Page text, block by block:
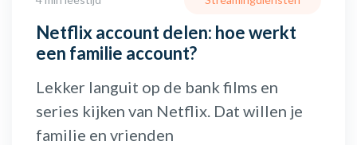
Netflix account delen: hoe werkt
een familie account?
Lekker languit op de bank films en
series kijken van Netflix. Dat willen je
familie en vrienden